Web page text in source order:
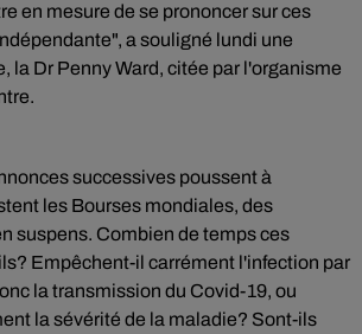
en mesure de se prononcer sur ces
a souligné lundi une
la Dr Penny Ward, citée par l'organisme
successives poussent à
les Bourses mondiales, des
suspens. Combien de temps ces
Empêchent-il carrément l'infection par
la transmission du Covid-19, ou
la sévérité de la maladie? Sont-ils